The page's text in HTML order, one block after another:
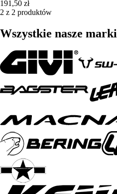
191,50 zł
2 z 2 produktów
Wszystkie nasze marki